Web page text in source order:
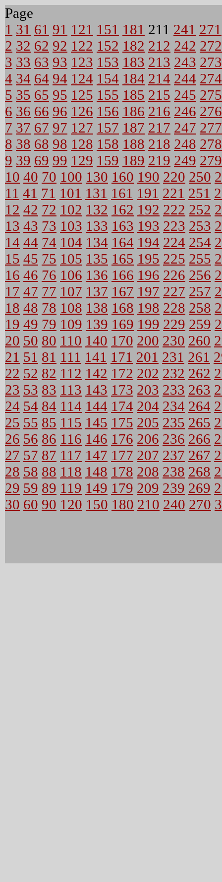
Page
1 31 61 91 121 151 181 211 241 271
2 32 62 92 122 152 182 212 242 272
3 33 63 93 123 153 183 213 243 273
4 34 64 94 124 154 184 214 244 274
5 35 65 95 125 155 185 215 245 275
6 36 66 96 126 156 186 216 246 276
7 37 67 97 127 157 187 217 247 277
8 38 68 98 128 158 188 218 248 278
9 39 69 99 129 159 189 219 249 279
10 40 70 100 130 160 190 220 250
11 41 71 101 131 161 191 221 251
12 42 72 102 132 162 192 222 252
13 43 73 103 133 163 193 223 253
14 44 74 104 134 164 194 224 254
15 45 75 105 135 165 195 225 255
16 46 76 106 136 166 196 226 256
17 47 77 107 137 167 197 227 257
18 48 78 108 138 168 198 228 258
19 49 79 109 139 169 199 229 259
20 50 80 110 140 170 200 230 260
21 51 81 111 141 171 201 231 261
22 52 82 112 142 172 202 232 262
23 53 83 113 143 173 203 233 263
24 54 84 114 144 174 204 234 264
25 55 85 115 145 175 205 235 265
26 56 86 116 146 176 206 236 266
27 57 87 117 147 177 207 237 267
28 58 88 118 148 178 208 238 268
29 59 89 119 149 179 209 239 269
30 60 90 120 150 180 210 240 270